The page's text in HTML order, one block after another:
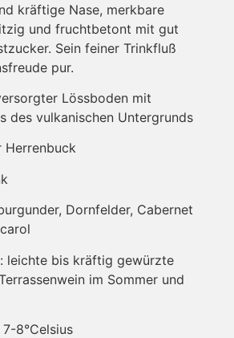
kräftige Nase, merkbare
und fruchtbetont mit gut
Sein feiner Trinkfluß
pur.
Lössboden mit
des vulkanischen Untergrunds
Herrenbuck
Dornfelder, Cabernet
leichte bis kräftig gewürzte
im Sommer und
8°Celsius